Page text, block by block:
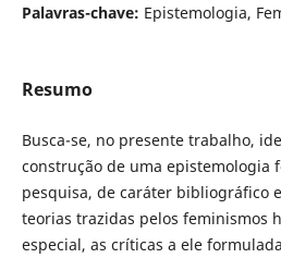
Palavras-chave: Epistemologia,
Resumo
Busca-se, no presente trabalho,
construção de uma epistemologia
pesquisa, de caráter bibliográfico
teorias trazidas pelos feminismos
especial, as críticas a ele